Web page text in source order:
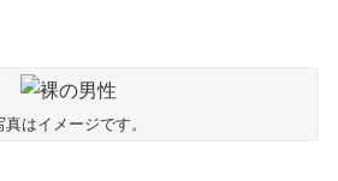
真はイメージです。